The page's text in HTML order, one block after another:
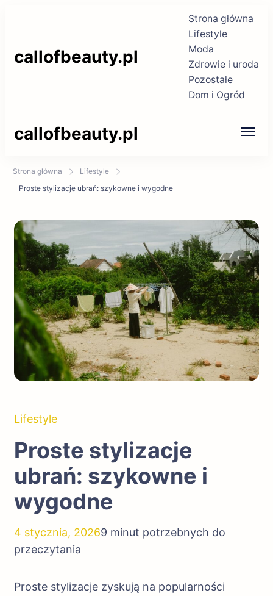
callofbeauty.pl
Strona główna
Lifestyle
Moda
Zdrowie i uroda
Pozostałe
Dom i Ogród
callofbeauty.pl
Strona główna
Lifestyle
Proste stylizacje ubrań: szykowne i wygodne
Lifestyle
Proste stylizacje
ubrań: szykowne i
wygodne
4 stycznia, 20269 minut potrzebnych do
przeczytania
Proste stylizacje zyskują na popularności